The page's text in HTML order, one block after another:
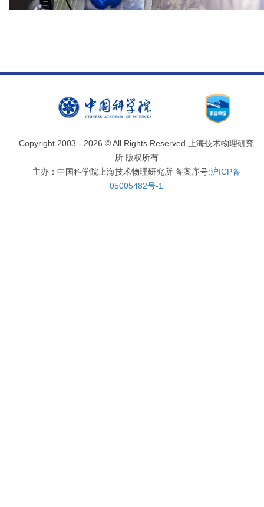
Copyright 2003 - 2026 © All Rights Reserved 上海技术物理研究
所 版权所有
主办：中国科学院上海技术物理研究所 备案序号:沪ICP备
05005482号-1